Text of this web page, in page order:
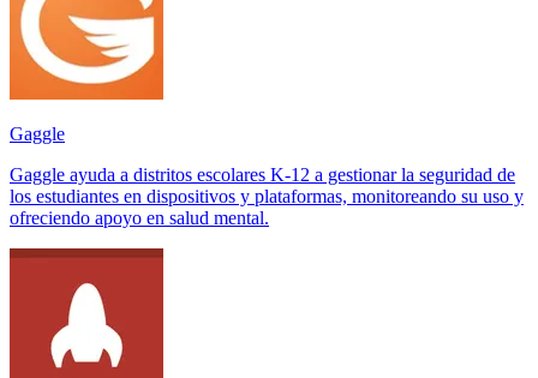
Gaggle
Gaggle ayuda a distritos escolares K-12 a gestionar la seguridad de
los estudiantes en dispositivos y plataformas, monitoreando su uso y
ofreciendo apoyo en salud mental.